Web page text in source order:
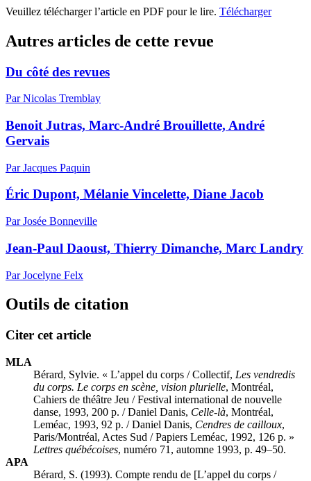
Veuillez télécharger l’article en PDF pour le lire. Télécharger
Autres articles de cette revue
Du côté des revues
Par Nicolas Tremblay
Benoit Jutras, Marc-André Brouillette, André
Gervais
Par Jacques Paquin
Éric Dupont, Mélanie Vincelette, Diane Jacob
Par Josée Bonneville
Jean-Paul Daoust, Thierry Dimanche, Marc Landry
Par Jocelyne Felx
Outils de citation
Citer cet article
MLA
Bérard, Sylvie. « L’appel du corps / Collectif, Les vendredis
du corps. Le corps en scène, vision plurielle, Montréal,
Cahiers de théâtre Jeu / Festival international de nouvelle
danse, 1993, 200 p. / Daniel Danis, Celle-là, Montréal,
Leméac, 1993, 92 p. / Daniel Danis, Cendres de cailloux,
Paris/Montréal, Actes Sud / Papiers Leméac, 1992, 126 p. »
Lettres québécoises, numéro 71, automne 1993, p. 49–50.
APA
Bérard, S. (1993). Compte rendu de [L’appel du corps /